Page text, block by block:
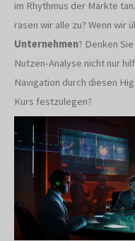
im Rhythmus der Märkte
rasen wir alle zu? Wenn wir
Unternehmen? Denken
Nutzen-Analyse nicht nur
Navigation durch diesen
Kurs festzulegen?